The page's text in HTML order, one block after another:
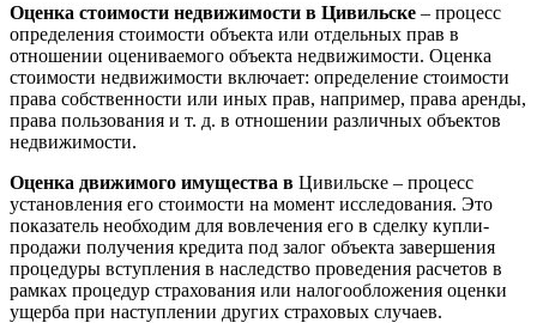
Оценка стоимости недвижимости в Цивильске – процесс
определения стоимости объекта или отдельных прав в
отношении оцениваемого объекта недвижимости. Оценка
стоимости недвижимости включает: определение стоимости
права собственности или иных прав, например, права аренды,
права пользования и т. д. в отношении различных объектов
недвижимости.
Оценка движимого имущества в Цивильске – процесс
установления его стоимости на момент исследования. Это
показатель необходим для вовлечения его в сделку купли-
продажи получения кредита под залог объекта завершения
процедуры вступления в наследство проведения расчетов в
рамках процедур страхования или налогообложения оценки
ущерба при наступлении других страховых случаев.